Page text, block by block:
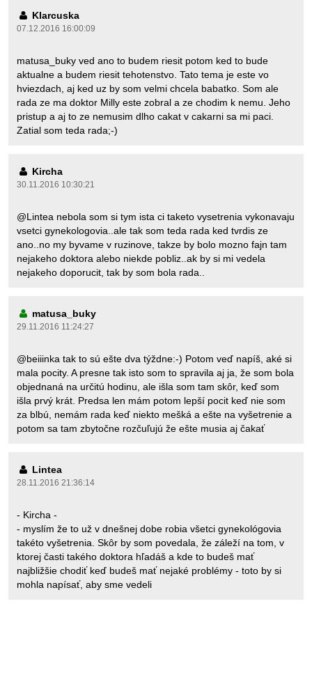
Klarcuska
07.12.2016 16:00:09
matusa_buky ved ano to budem riesit potom ked to bude
aktualne a budem riesit tehotenstvo. Tato tema je este vo
hviezdach, aj ked uz by som velmi chcela babatko. Som ale
rada ze ma doktor Milly este zobral a ze chodim k nemu. Jeho
pristup a aj to ze nemusim dlho cakat v cakarni sa mi paci.
Zatial som teda rada;-)
Kircha
30.11.2016 10:30:21
@Lintea nebola som si tym ista ci taketo vysetrenia vykonavaju
vsetci gynekologovia..ale tak som teda rada ked tvrdis ze
ano..no my byvame v ruzinove, takze by bolo mozno fajn tam
nejakeho doktora alebo niekde pobliz..ak by si mi vedela
nejakeho doporucit, tak by som bola rada..
matusa_buky
29.11.2016 11:24:27
@beiiinka tak to sú ešte dva týždne:-) Potom veď napíš, aké si
mala pocity. A presne tak isto som to spravila aj ja, že som bola
objednaná na určitú hodinu, ale išla som tam skôr, keď som
išla prvý krát. Predsa len mám potom lepší pocit keď nie som
za blbú, nemám rada keď niekto mešká a ešte na vyšetrenie a
potom sa tam zbytočne rozčuľujú že ešte musia aj čakať
Lintea
28.11.2016 21:36:14
- Kircha -
- myslím že to už v dnešnej dobe robia všetci gynekológovia
takéto vyšetrenia. Skôr by som povedala, že záleží na tom, v
ktorej časti takého doktora hľadáš a kde to budeš mať
najbližšie chodiť keď budeš mať nejaké problémy - toto by si
mohla napísať, aby sme vedeli